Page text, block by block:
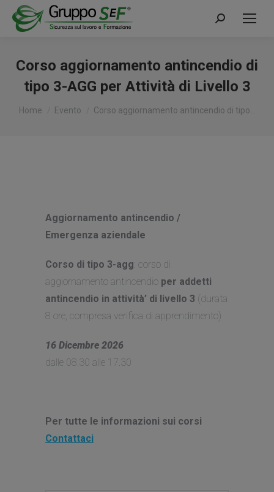
Cerca:
Corso aggiornamento antincendio di
tipo 3-AGG per Attività di Livello 3
Tu sei qui:
Home Evento Corso aggiornamento antincendio di tipo…
Aggiornamento antincendio /
Emergenza aziendale
Corso di tipo 3-agg: corso di
aggiornamento antincendio per addetti
antincendio in attività’ di livello 3 (durata
8 ore, compresa verifica di apprendimento)
16 Dicembre 2026
dalle 08.30 alle 17.30
Per tutte le informazioni sui corsi
Contattaci